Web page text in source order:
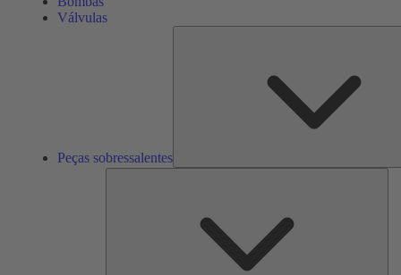
Válvulas
Peças sobressalentes